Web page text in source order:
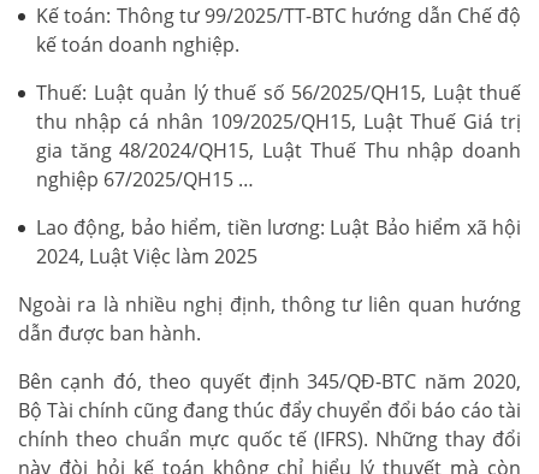
Kế toán: Thông tư 99/2025/TT-BTC hướng dẫn Chế độ
kế toán doanh nghiệp.
Thuế: Luật quản lý thuế số 56/2025/QH15, Luật thuế
thu nhập cá nhân 109/2025/QH15, Luật Thuế Giá trị
gia tăng 48/2024/QH15, Luật Thuế Thu nhập doanh
nghiệp 67/2025/QH15 …
Lao động, bảo hiểm, tiền lương: Luật Bảo hiểm xã hội
2024, Luật Việc làm 2025
Ngoài ra là nhiều nghị định, thông tư liên quan hướng
dẫn được ban hành.
Bên cạnh đó, theo quyết định 345/QĐ-BTC năm 2020,
Bộ Tài chính cũng đang thúc đẩy chuyển đổi báo cáo tài
chính theo chuẩn mực quốc tế (IFRS). Những thay đổi
này đòi hỏi kế toán không chỉ hiểu lý thuyết mà còn